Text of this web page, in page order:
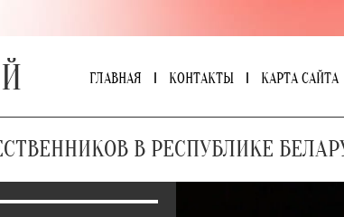
ГЛАВНАЯ КОНТАКТЫ КАРТА САЙТА
В РЕСПУБЛИКЕ